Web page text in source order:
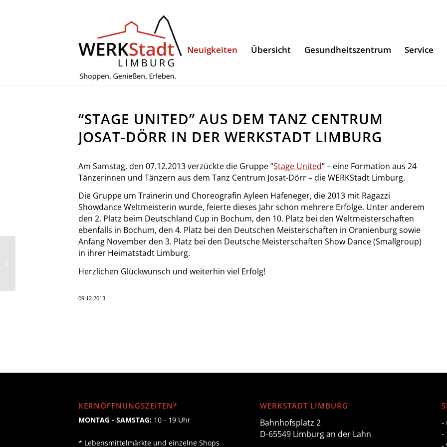
Neuigkeiten Übersicht Gesundheitszentrum Service
“STAGE UNITED” AUS DEM TANZ CENTRUM
JOSAT-DÖRR IN DER WERKSTADT LIMBURG
Am Samstag, den 07.12.2013 verzückte die Gruppe “Stage United” – eine Formation aus 24
Tänzerinnen und Tänzern aus dem Tanz Centrum Josat-Dörr – die WERKStadt Limburg.
Die Gruppe um Trainerin und Choreografin Ayleen Hafeneger, die 2013 mit Ragazzi
Showdance Weltmeisterin wurde, feierte dieses Jahr schon mehrere Erfolge. Unter anderem
den 2. Platz beim Deutschland Cup in Bochum, den 10. Platz bei den Weltmeisterschaften
ebenfalls in Bochum, den 4. Platz bei den Deutschen Meisterschaften in Oranienburg sowie
Anfang November den 3. Platz bei den Deutsche Meisterschaften Show Dance (Smallgroup)
in ihrer Heimatstadt Limburg.
Herzlichen Glückwunsch und weiterhin viel Erfolg!
09.12.2013
KERNÖFFNUNGSZEITEN*
MONTAG - SAMSTAG: 10 - 19 Uhr
* Lebensmittelmärkte und einzelne Shops
WERKSTADT LIMBURG
Bahnhofsplatz 2
D-65549 Limburg an der Lahn
-
-